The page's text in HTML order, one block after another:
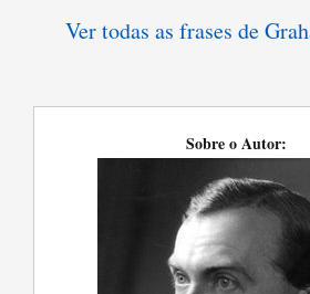
Ver todas as frases de
Sobre o Autor: